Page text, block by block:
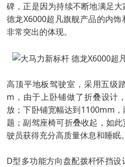
碑，正是因为持续不断地满足
德龙X6000超凡旗舰产品的内
非常突出的体现。
高顶平地板驾驶室，采用五级
m，由于上卧铺做了折叠设计
放；下卧铺宽幅达到1100mm
题；副驾座椅可折叠收起，如
驶员获得充分高质量休息和睡眠。
D型多功能方向盘配拨杆怀挡